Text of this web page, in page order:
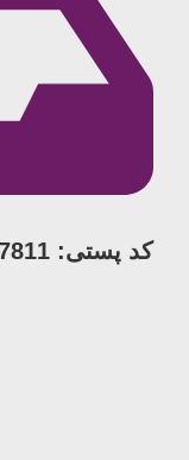
کد پستی: 1586747811